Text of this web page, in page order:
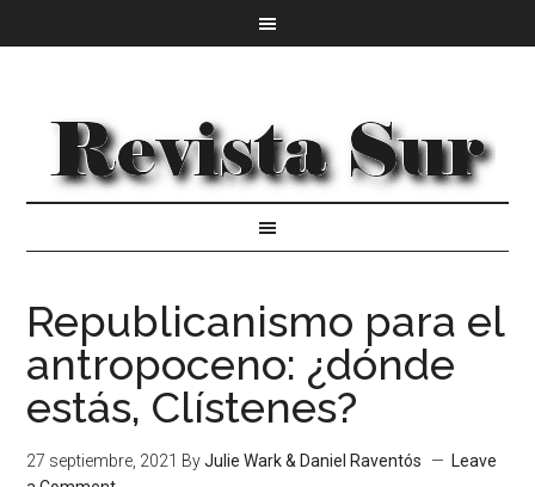
Republicanismo para el
antropoceno: ¿dónde
estás, Clístenes?
27 septiembre, 2021 ByJulie Wark & Daniel Raventós
Leave